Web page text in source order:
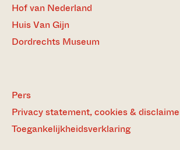
Hof van Nederland
Huis Van Gijn
Dordrechts Museum
Pers
Privacy statement, cookies &
Toegankelijkheidsverklaring